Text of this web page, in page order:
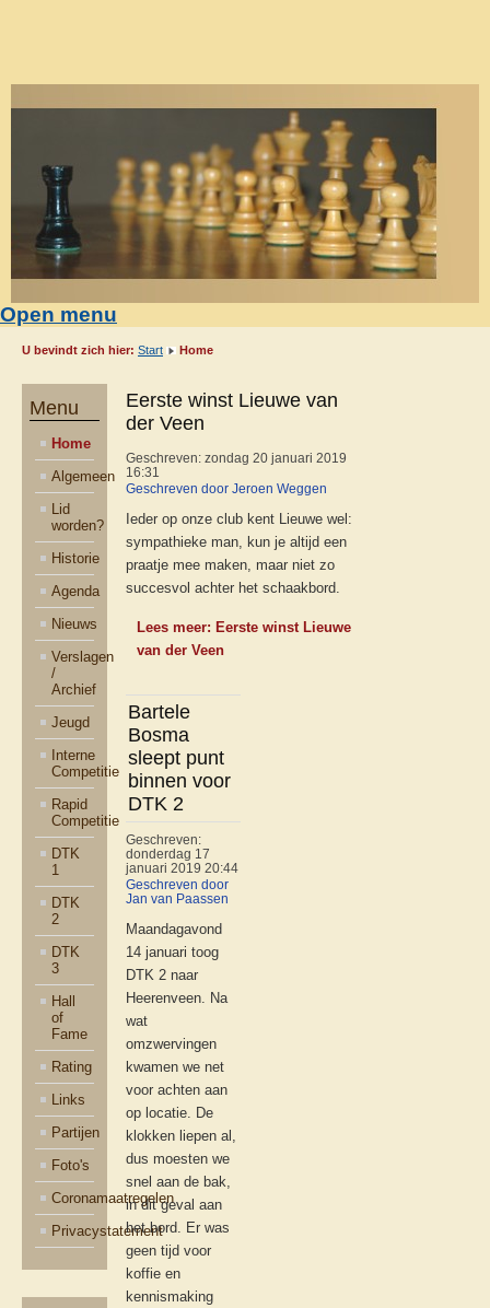
Open menu
U bevindt zich hier: Start Home
Menu
Home
Algemeen
Lid
worden?
Historie
Agenda
Nieuws
Verslagen
/
Archief
Jeugd
Interne
Competitie
Rapid
Competitie
DTK
1
DTK
2
DTK
3
Hall
of
Fame
Rating
Links
Partijen
Foto's
Coronamaatregelen
Privacystatement
Eerste winst Lieuwe van
der Veen
Geschreven: zondag 20 januari 2019
16:31
Geschreven door Jeroen Weggen
Ieder op onze club kent Lieuwe wel:
sympathieke man, kun je altijd een
praatje mee maken, maar niet zo
succesvol achter het schaakbord.
Lees meer: Eerste winst Lieuwe
van der Veen
Bartele
Bosma
sleept punt
binnen voor
DTK 2
Geschreven:
donderdag 17
januari 2019 20:44
Geschreven door
Jan van Paassen
Maandagavond
14 januari toog
DTK 2 naar
Heerenveen. Na
wat
omzwervingen
kwamen we net
voor achten aan
op locatie. De
klokken liepen al,
dus moesten we
snel aan de bak,
in dit geval aan
het bord. Er was
geen tijd voor
koffie en
kennismaking